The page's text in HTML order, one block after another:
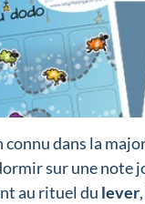
connu dans la
sur une note
au rituel du lever